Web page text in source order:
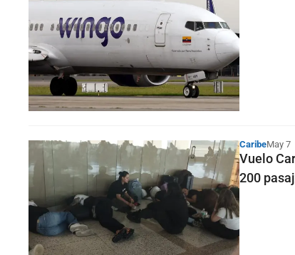
CaribeMay 7
Vuelo
200